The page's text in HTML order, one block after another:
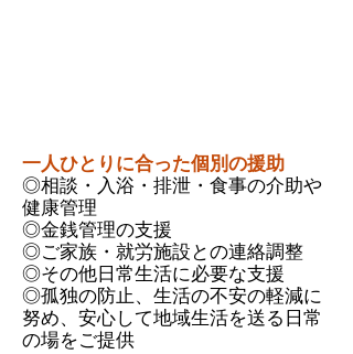
一人ひとりに合った個別の援助
◎相談・入浴・排泄・食事の介助や
健康管理
◎金銭管理の支援
◎ご家族・就労施設との連絡調整
◎その他日常生活に必要な支援
◎孤独の防止、生活の不安の軽減に
努め、安心して地域生活を送る日常
の場をご提供